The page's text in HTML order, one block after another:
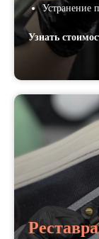
Устранение
Узнать